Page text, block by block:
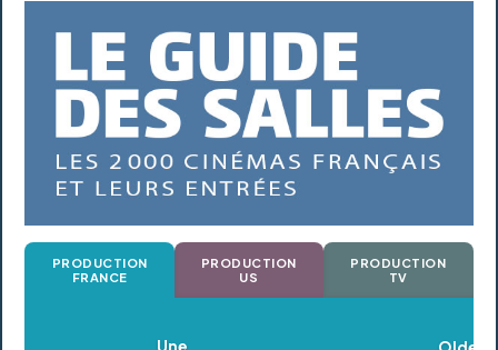
PRODUCTION
FRANCE
PRODUCTION
US
PRODUCTION
TV